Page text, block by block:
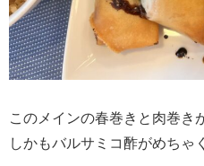
このメインの春巻きと肉巻き
しかもバルサミコ酢がめちゃ